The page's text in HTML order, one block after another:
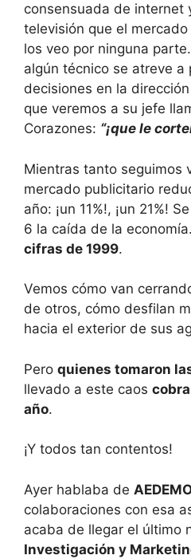
consensuada de internet
televisión que el
los veo por ninguna
algún técnico se atreve a
decisiones en la
que veremos a su jefe
Corazones: “¡que le
Mientras tanto seguimos
mercado publicitario
año: ¡un 11%!, ¡un 21%!
6 la caída de la
cifras de 1999.
Vemos cómo van
de otros, cómo desfilan
hacia el exterior de sus
Pero quienes tomaron
llevado a este caos
año.
¡Y todos tan contentos!
Ayer hablaba de
colaboraciones con esa
acaba de llegar el último
Investigación y